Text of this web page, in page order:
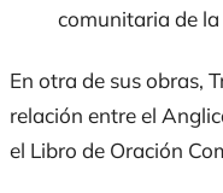
comunitaria de la
En otra de sus obras,
relación entre el
el Libro de Oración